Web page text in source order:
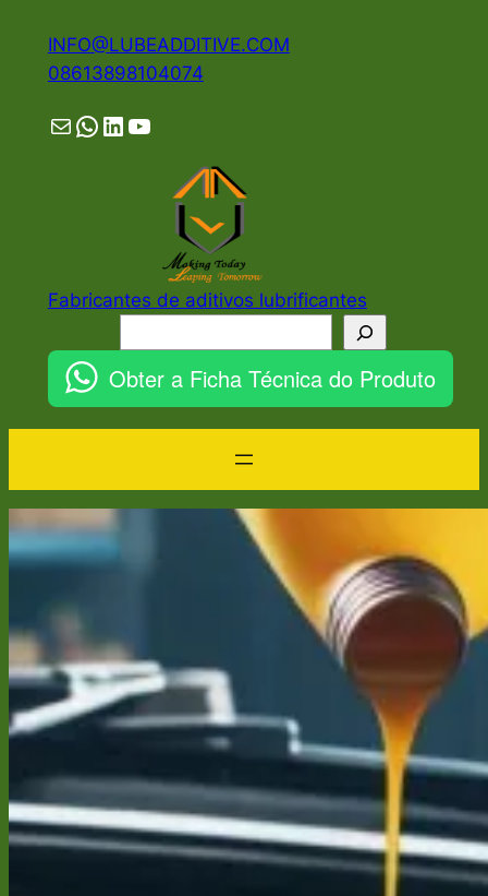
INFO@LUBEADDITIVE.COM
08613898104074
MailWhatsApp
LinkedIn
YouTube
Fabricantes de aditivos lubrificantes
Obter a Ficha Técnica do Produto